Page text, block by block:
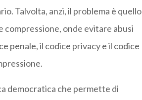
Talvolta, anzi, il problema è quello
onde evitare abusi
penale, il codice privacy e il codice
democratica che permette di